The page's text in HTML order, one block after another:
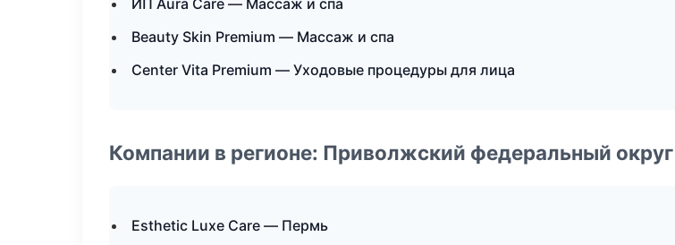
ИП Aura Care — Массаж и спа
Beauty Skin Premium — Массаж и спа
Center Vita Premium — Уходовые процедуры для лица
Компании в регионе: Приволжский федеральный округ
Esthetic Luxe Care — Пермь